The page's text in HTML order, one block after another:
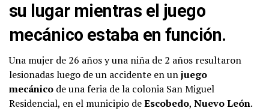
su lugar mientras el juego
mecánico estaba en función.
Una mujer de 26 años y una niña de 2 años resultaron
lesionadas luego de un accidente en unjuego
mecánico de una feria de la colonia San Miguel
Residencial, en el municipio deEscobedo, Nuevo León.